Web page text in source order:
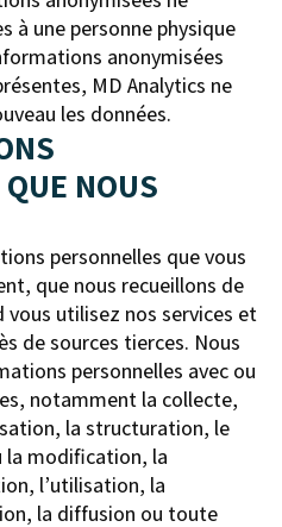
à une personne physique
anonymisées
MD Analytics ne
les données.
NOUS
personnelles que vous
que nous recueillons de
utilisez nos services et
de sources tierces. Nous
personnelles avec ou
notamment la collecte,
la structuration, le
la modification, la
l’utilisation, la
la diffusion ou toute